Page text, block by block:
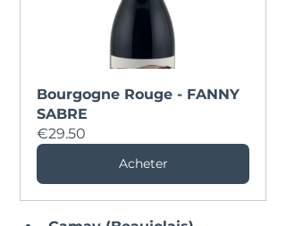
Bourgogne Rouge - FANNY
SABRE
€29.50
Acheter